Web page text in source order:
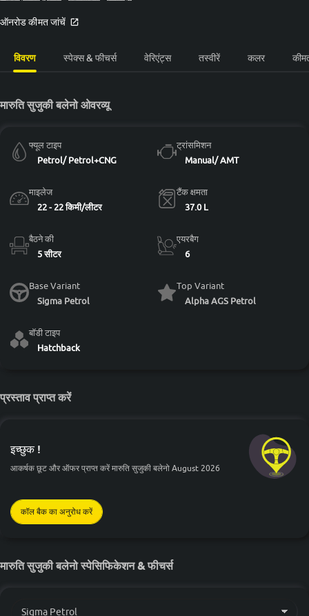
ऑनरोड कीमत जांचें
विवरण स्पेक्स & फीचर्स वेरिएंट्स तस्वीरें कलर
मारुति सुजुकी बलेनो ओवरव्यू
फ्यूल टाइप
Petrol/ Petrol+CNG
ट्रांसमिशन
Manual/ AMT
माइलेज
22 - 22 किमी/लीटर
टैंक क्षमता
37.0 L
बैठने की
5 सीटर
एयरबैग
6
Base Variant
Sigma Petrol
Top Variant
Alpha AGS Petrol
बॉडी टाइप
Hatchback
प्रस्ताव प्राप्त करें
इच्छुक !
आकर्षक छूट और ऑफर प्राप्त करें मारुति सुजुकी बलेनो August 2026
कॉल बैक का अनुरोध करें
मारुति सुजुकी बलेनो स्पेसिफिकेशन & फीचर्स